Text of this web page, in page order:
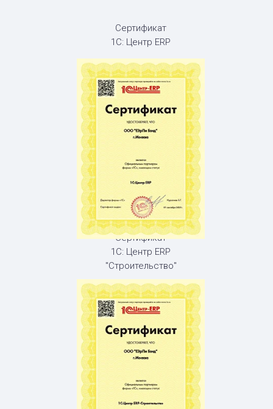
Сертификат
1С: Центр ERP
Сертификат
1С: Центр ERP
"Строительство"